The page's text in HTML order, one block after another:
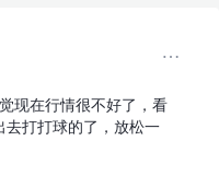
现在行情很不好了，看
去打打球的了，放松一